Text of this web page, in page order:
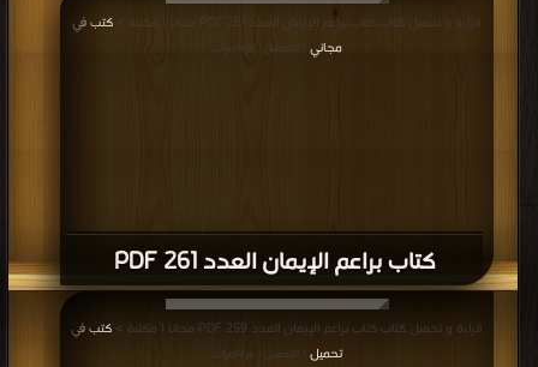
كتاب براعم الإيمان العدد 261 PDF
قراءة و تحميل كتاب كتاب براعم الإيمان العدد 261 PDF مجانا | مكتبة >
كتب في
مجاني | التحميل : مرة/مرات
قراءة و تحميل كتاب كتاب براعم الإيمان العدد 259 PDF مجانا | مكتبة >
كتب في
تحميل
| التحميل : مرة/مرات